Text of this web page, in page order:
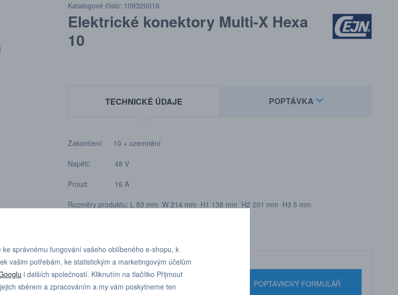
Katalogové číslo: 109320016
Elektrické konektory Multi-X Hexa
10
TECHNICKÉ ÚDAJE POPTÁVKA
Zakončení: 10 + uzemnění
Napětí: 48 V
Proud: 16 A
Rozměry produktu: L 83 mm W 214 mm H1 138 mm H2 201 mm H3 5 mm
dotazy
volejte
+420 731 517 942 POPTÁVKOVÝ FORMULÁŘ
správnému fungování vašeho oblíbeného e-shopu, k
vašim potřebám, ke statistickým a marketingovým účelům
i dalších společností. Kliknutím na tlačítko Přijmout
sběrem a zpracováním a my vám poskytneme ten